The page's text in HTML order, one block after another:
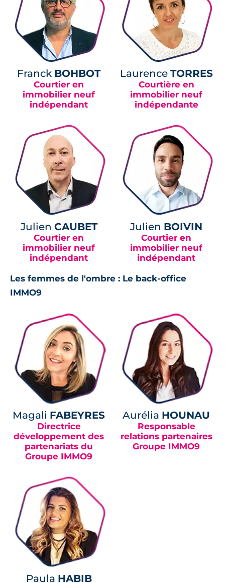
Franck BOHBOT
Courtier en
immobilier neuf
indépendant
Laurence TORRES
Courtière en
immobilier neuf
indépendante
Julien CAUBET
Courtier en
immobilier neuf
indépendant
Julien BOIVIN
Courtier en
immobilier neuf
indépendant
Les femmes de l'ombre : Le back-office
IMMO9
Magali FABEYRES
Directrice
développement des
partenariats du
Groupe IMMO9
Aurélia HOUNAU
Responsable
relations partenaires
Groupe IMMO9
Paula HABIB